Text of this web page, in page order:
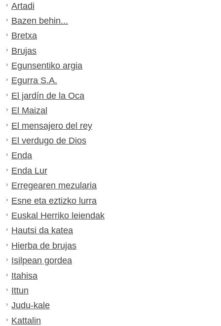
Artadi
Bazen behin...
Bretxa
Brujas
Egunsentiko argia
Egurra S.A.
El jardín de la Oca
El Maizal
El mensajero del rey
El verdugo de Dios
Enda
Enda Lur
Erregearen mezularia
Esne eta eztizko lurra
Euskal Herriko leiendak
Hautsi da katea
Hierba de brujas
Isilpean gordea
Itahisa
Ittun
Judu-kale
Kattalin